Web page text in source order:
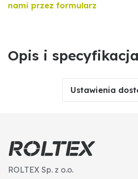
nami przez formularz
Opis i specyfikacja
Ustawienia
ROLTEX Sp. z o.o.